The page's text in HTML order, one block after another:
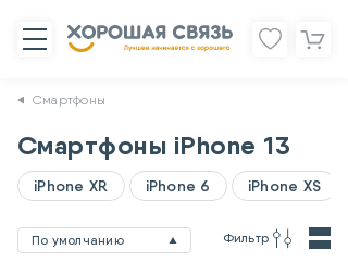
Смартфоны
Смартфоны iPhone 13
iPhone XR iPhone 6 iPhone XS
По умолчанию Фильтр